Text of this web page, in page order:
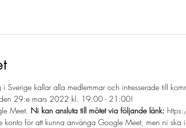
i Sverige kallar alla medlemmar och intresserade till
den 29:e mars 2022 kl. 19:00 - 21:00!
Meet. Ni kan ansluta till mötet via följande länk:
för att kunna använga Google Meet, men ni ska